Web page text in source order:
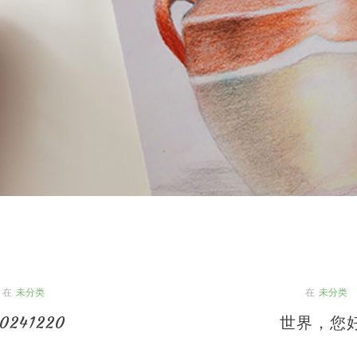
在 未分类 在 未分类
世界，您